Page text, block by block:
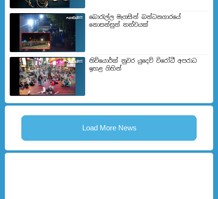
බොරැල්ල මැගසින් බන්ධනගාරයේ
නොසන්සුන් තත්වයක්
නිව්යොර්ක් නුවර යුදෙව් විරෝධී අපරාධ
ඉහළ ගිහින්
Load More News